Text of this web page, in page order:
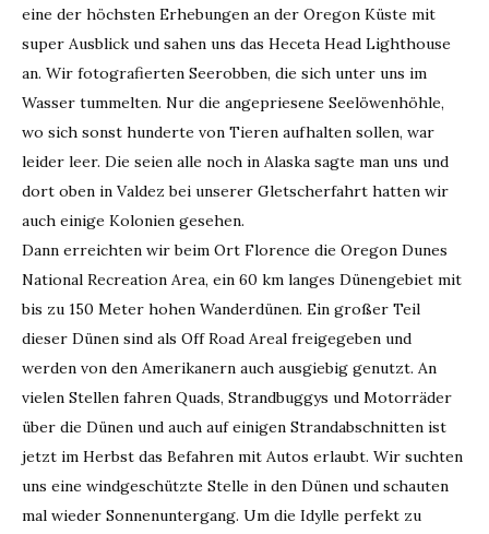
eine der höchsten Erhebungen an der Oregon Küste mit
super Ausblick und sahen uns das Heceta Head Lighthouse
an. Wir fotografierten Seerobben, die sich unter uns im
Wasser tummelten. Nur die angepriesene Seelöwenhöhle,
wo sich sonst hunderte von Tieren aufhalten sollen, war
leider leer. Die seien alle noch in Alaska sagte man uns und
dort oben in Valdez bei unserer Gletscherfahrt hatten wir
auch einige Kolonien gesehen.
Dann erreichten wir beim Ort Florence die Oregon Dunes
National Recreation Area, ein 60 km langes Dünengebiet mit
bis zu 150 Meter hohen Wanderdünen. Ein großer Teil
dieser Dünen sind als Off Road Areal freigegeben und
werden von den Amerikanern auch ausgiebig genutzt. An
vielen Stellen fahren Quads, Strandbuggys und Motorräder
über die Dünen und auch auf einigen Strandabschnitten ist
jetzt im Herbst das Befahren mit Autos erlaubt. Wir suchten
uns eine windgeschützte Stelle in den Dünen und schauten
mal wieder Sonnenuntergang. Um die Idylle perfekt zu